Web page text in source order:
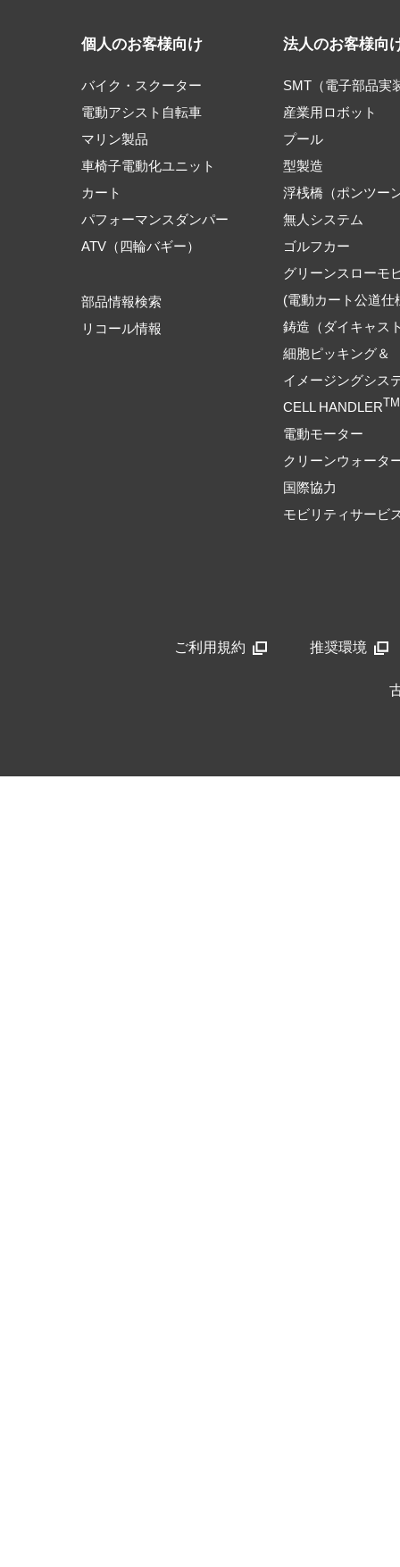
個人のお客様向け
バイク・スクーター
電動アシスト自転車
マリン製品
車椅子電動化ユニット
カート
パフォーマンスダンパー
ATV（四輪バギー）
部品情報検索
リコール情報
法人のお客様向
SMT（電子部品実
産業用ロボット
プール
型製造
浮桟橋（ポンツー
無人システム
ゴルフカー
グリーンスローモ
(電動カート公道仕
鋳造（ダイキャス
細胞ピッキング＆
イメージングシス
CELL HANDLERTM
電動モーター
クリーンウォータ
国際協力
モビリティサービ
ご利用規約 推奨環境